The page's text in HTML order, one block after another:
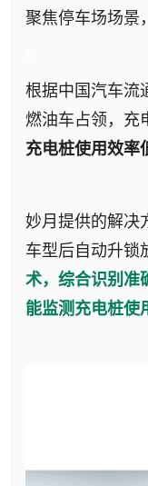
聚焦停车场场景
根据中国汽车流
燃油车占领，充
充电桩使用效率
妙月提供的解决
车型后自动升锁
术，综合识别准
能监测充电桩使